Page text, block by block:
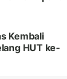
Kembali
HUT ke-